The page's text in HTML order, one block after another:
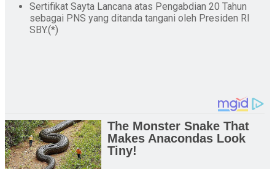
Sertifikat Sayta Lancana atas Pengabdian 20 Tahun
sebagai PNS yang ditanda tangani oleh Presiden RI
SBY.(*)